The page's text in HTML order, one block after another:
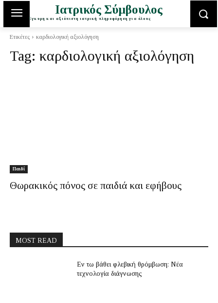
Ιατρικός Σύμβουλος
Έγκυρη και αξιόπιστη ιατρική πληροφόρηση για όλους
Ετικέτες καρδιολογική αξιολόγηση
Tag: καρδιολογική αξιολόγηση
Παιδί
Θωρακικός πόνος σε παιδιά και εφήβους
MOST READ
Εν τω βάθει φλεβική θρόμβωση: Νέα
τεχνολογία διάγνωσης